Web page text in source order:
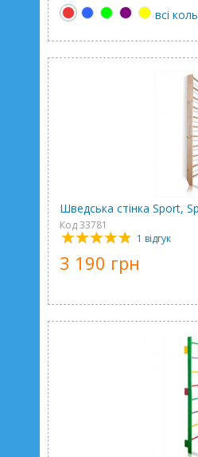
всі
Шведська стінка Sport,
Код 33781
1 відгук
3 190 грн